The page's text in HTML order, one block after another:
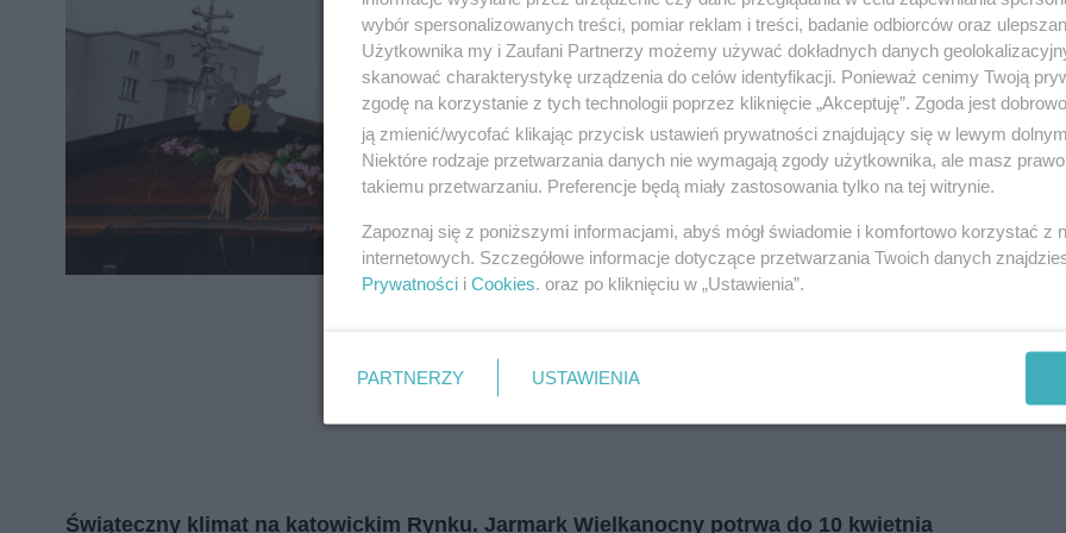
fot: Tymoteusz
Świąteczny klimat na katowickim Rynku. Jarmark Wielkanocny potrwa do 10 kwietnia
Wydawca mediów lokalnych
polityką prywatności regulamin korzystania z portali
Tarnowskie Góry
Ruda Śląska
Świętochłowice
Tychy
Bytom
Katowice
Gliwice
Zabrze
Zagłębie
wybór spersonalizowanych treści, pomiar reklam i treści, badanie odbiorców oraz
Użytkownika my i Zaufani Partnerzy możemy używać dokładnych danych
skanować charakterystykę urządzenia do celów identyfikacji. Ponieważ cenimy Twoją
zgodę na korzystanie z tych technologii poprzez kliknięcie „Akceptuję”. Zgoda jest
ją zmienić/wycofać klikając przycisk ustawień prywatności znajdujący się w lewym
Niektóre rodzaje przetwarzania danych nie wymagają zgody użytkownika, ale masz
takiemu przetwarzaniu. Preferencje będą miały zastosowania tylko na tej witrynie.
Zapoznaj się z poniższymi informacjami, abyś mógł świadomie i komfortowo korzystać z
internetowych. Szczegółowe informacje dotyczące przetwarzania Twoich danych
Prywatności i Cookies. oraz po kliknięciu w „Ustawienia”.
PARTNERZY USTAWIENIA